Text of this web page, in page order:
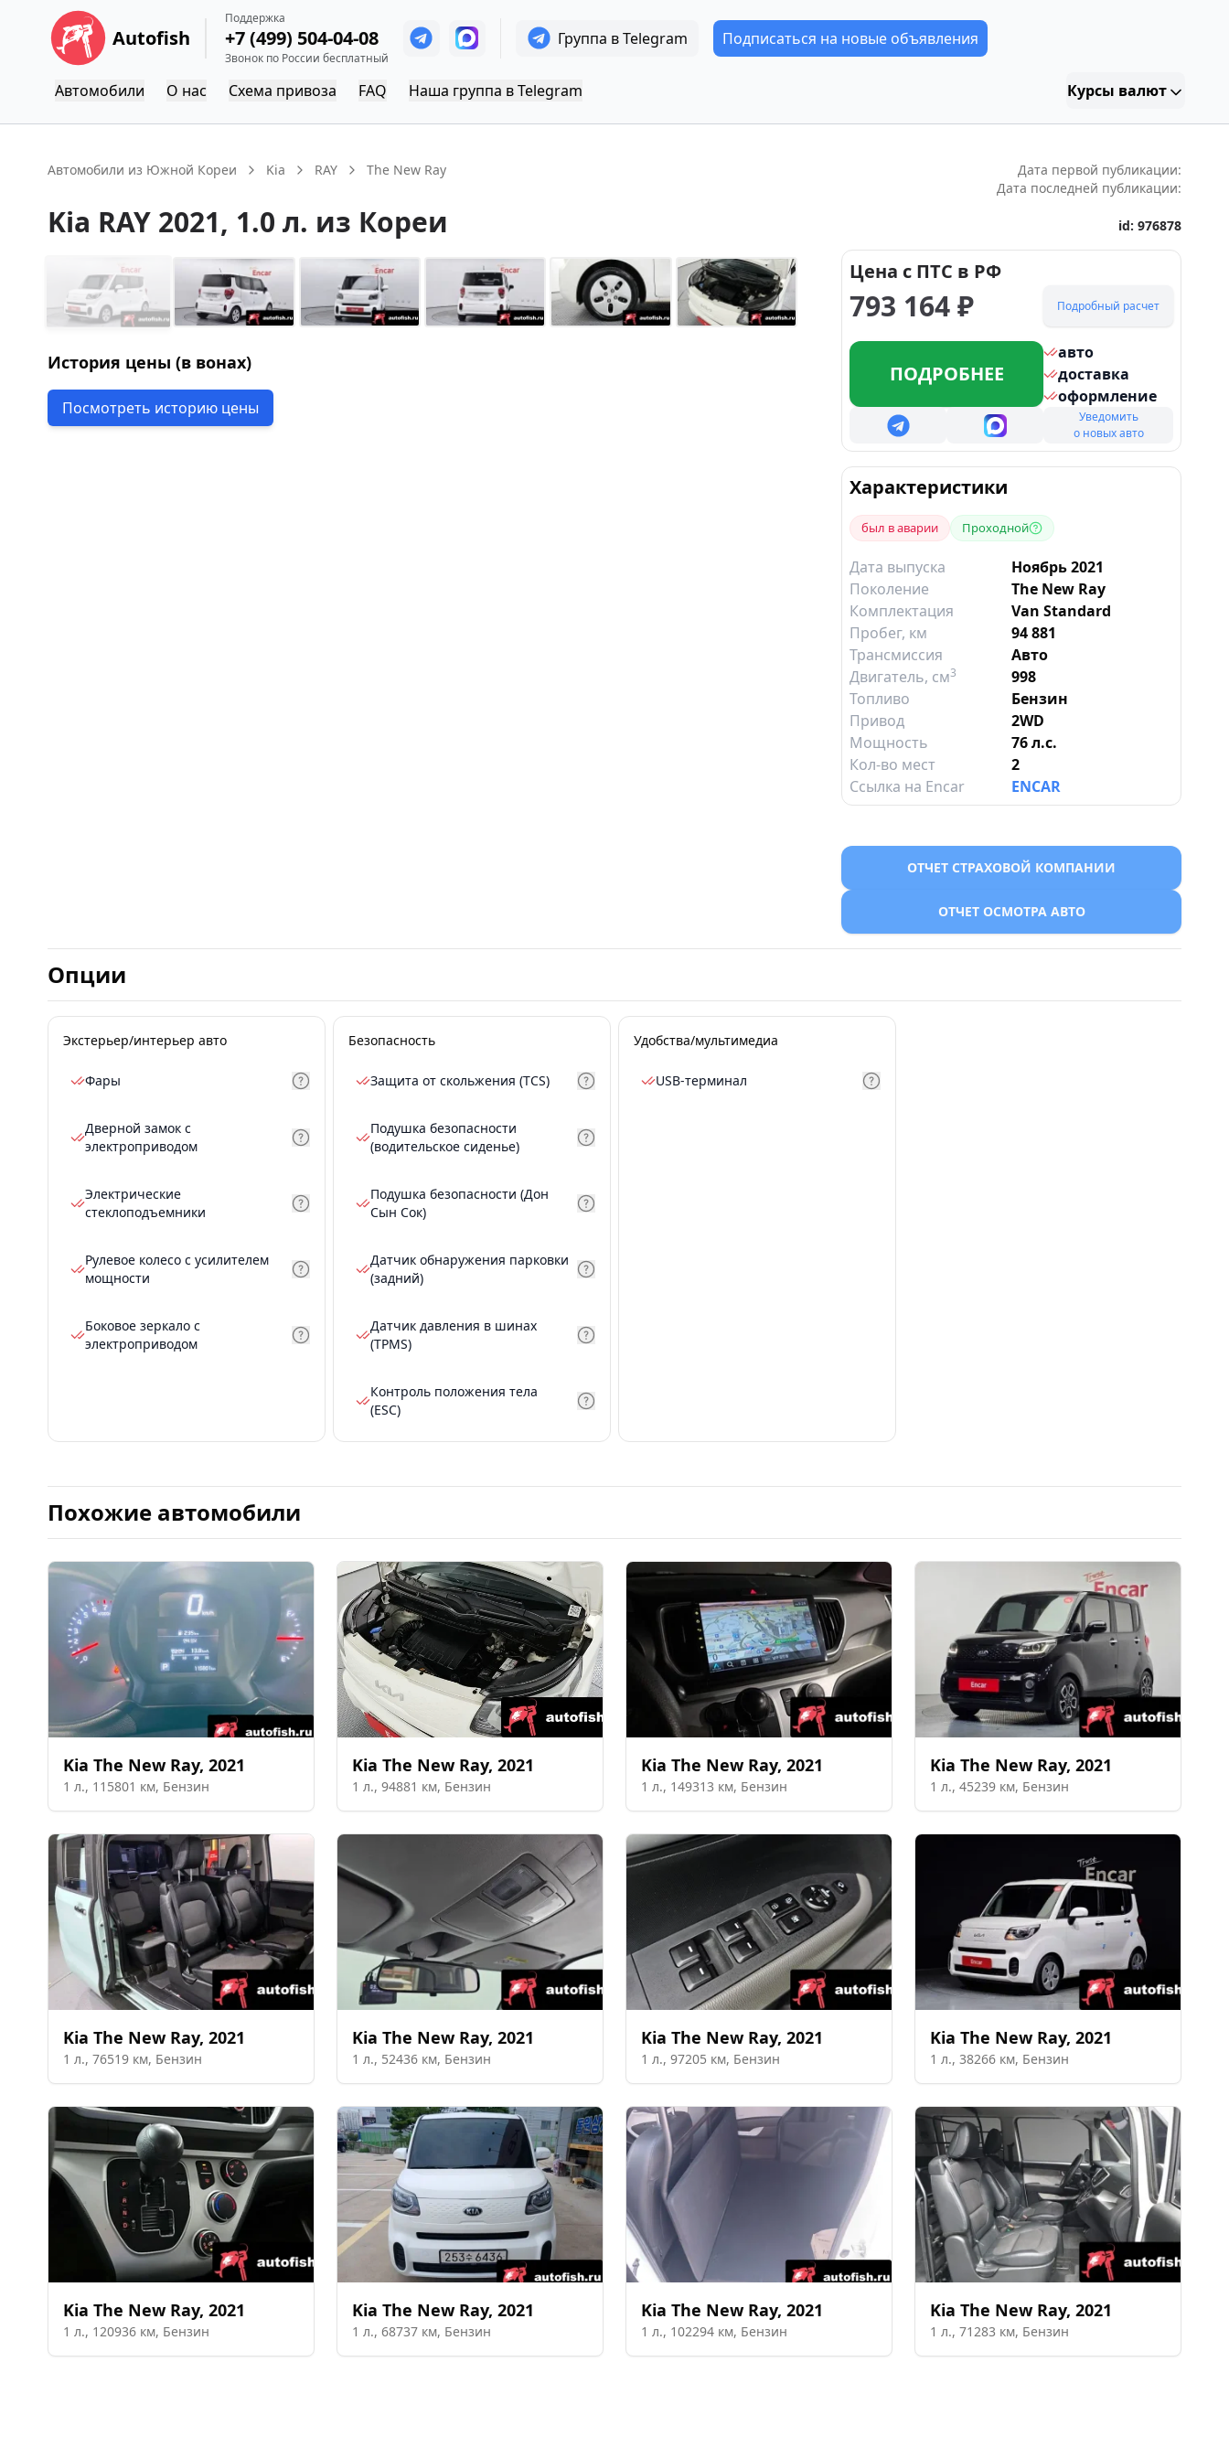
Autofish
Поддержка
+7 (499) 504-04-08
Звонок по России бесплатный
Группа в Telegram Подписаться на новые объявления
Автомобили О нас Схема привоза FAQ Наша группа в Telegram Курсы валют
Автомобили из Южной Кореи Kia RAY The New Ray
Дата первой публикации:
Дата последней публикации:
Kia RAY 2021, 1.0 л. из Кореи id: 976878
История цены (в вонах)
Посмотреть историю цены
Цена с ПТС в РФ
793 164₽ Подробный расчет
ПОДРОБНЕЕ
авто
доставка
оформление
Уведомить
о новых авто
Характеристики
был в аварии Проходной
Дата выпуска
Ноябрь 2021
Поколение
The New Ray
Комплектация
Van Standard
Пробег, км
94 881
Трансмиссия
Авто
Двигатель, см3
998
Топливо
Бензин
Привод
2WD
Мощность
76 л.с.
Кол-во мест
2
Ссылка на Encar
ENCAR
ОТЧЕТ СТРАХОВОЙ КОМПАНИИ
ОТЧЕТ ОСМОТРА АВТО
Опции
Экстерьер/интерьер авто
Фары
Дверной замок с
электроприводом
Электрические
стеклоподъемники
Рулевое колесо с усилителем
мощности
Боковое зеркало с
электроприводом
Безопасность
Защита от скольжения (TCS)
Подушка безопасности
(водительское сиденье)
Подушка безопасности (Дон
Сын Сок)
Датчик обнаружения парковки
(задний)
Датчик давления в шинах
(TPMS)
Контроль положения тела
(ESC)
Удобства/мультимедиа
USB-терминал
Похожие автомобили
Kia The New Ray, 2021
1 л., 115801 км, Бензин
Kia The New Ray, 2021
1 л., 94881 км, Бензин
Kia The New Ray, 2021
1 л., 149313 км, Бензин
Kia The New Ray, 2021
1 л., 45239 км, Бензин
Kia The New Ray, 2021
1 л., 76519 км, Бензин
Kia The New Ray, 2021
1 л., 52436 км, Бензин
Kia The New Ray, 2021
1 л., 97205 км, Бензин
Kia The New Ray, 2021
1 л., 38266 км, Бензин
Kia The New Ray, 2021
1 л., 120936 км, Бензин
Kia The New Ray, 2021
1 л., 68737 км, Бензин
Kia The New Ray, 2021
1 л., 102294 км, Бензин
Kia The New Ray, 2021
1 л., 71283 км, Бензин